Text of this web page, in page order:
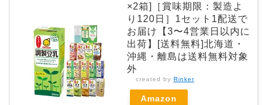
×2箱]［賞味期限：製造よ
り120日］1セット1配送で
お届け【3〜4営業日以内に
出荷】[送料無料]北海道・
沖縄・離島は送料無料対象
外
created by Rinker
Amazon